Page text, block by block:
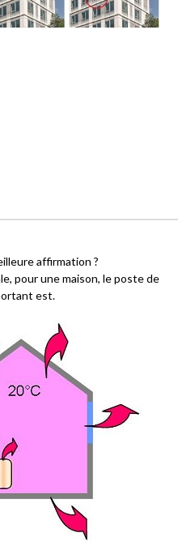
affirmation ?
pour une maison, le poste de
est.